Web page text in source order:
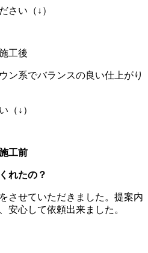
さい（↓）
工後
ン系でバランスの良い仕上がり
（↓）
工前
れたの？
させていただきました。提案内
安心して依頼出来ました。